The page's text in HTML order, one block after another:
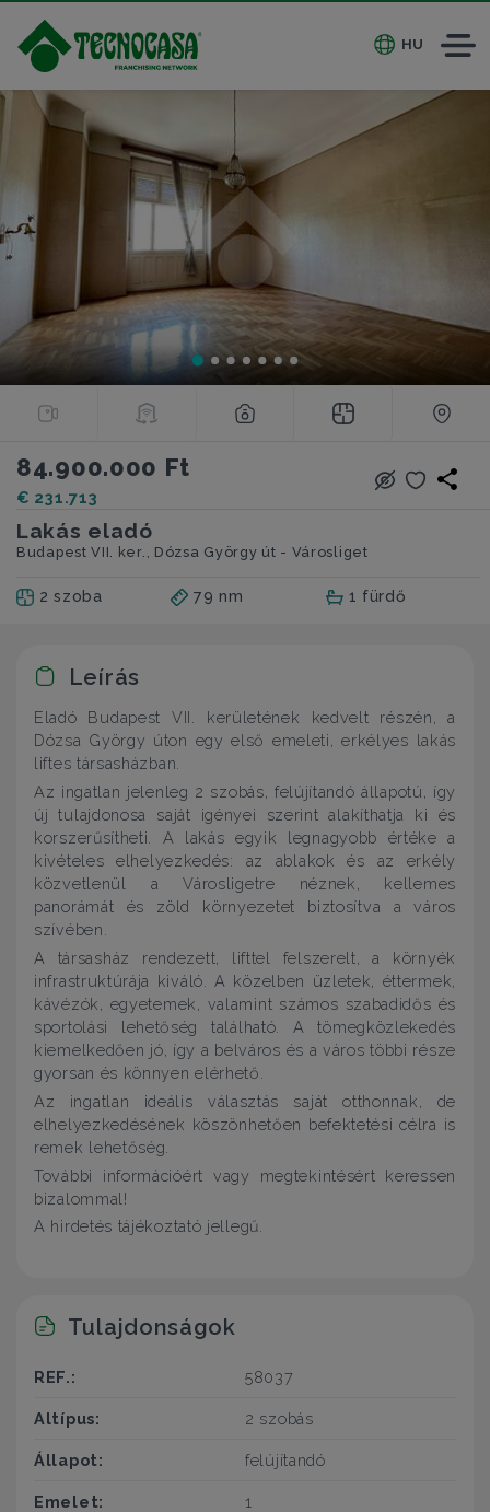
HU
84.900.000 Ft
€ 231.713
Lakás eladó
Budapest VII. ker., Dózsa György út - Városliget
2 szoba 79 nm 1 fürdő
Leírás
Eladó Budapest VII. kerületének kedvelt részén, a
Dózsa György úton egy első emeleti, erkélyes lakás
liftes társasházban.
Az ingatlan jelenleg 2 szobás, felújítandó állapotú, így
új tulajdonosa saját igényei szerint alakíthatja ki és
korszerűsítheti. A lakás egyik legnagyobb értéke a
kivételes elhelyezkedés: az ablakok és az erkély
közvetlenül a Városligetre néznek, kellemes
panorámát és zöld környezetet biztosítva a város
szívében.
A társasház rendezett, lifttel felszerelt, a környék
infrastruktúrája kiváló. A közelben üzletek, éttermek,
kávézók, egyetemek, valamint számos szabadidős és
sportolási lehetőség található. A tömegközlekedés
kiemelkedően jó, így a belváros és a város többi része
gyorsan és könnyen elérhető.
Az ingatlan ideális választás saját otthonnak, de
elhelyezkedésének köszönhetően befektetési célra is
remek lehetőség.
További információért vagy megtekintésért keressen
bizalommal!
A hirdetés tájékoztató jellegű.
Tulajdonságok
REF.: 58037
Altípus: 2 szobás
Állapot: felújítandó
Emelet: 1